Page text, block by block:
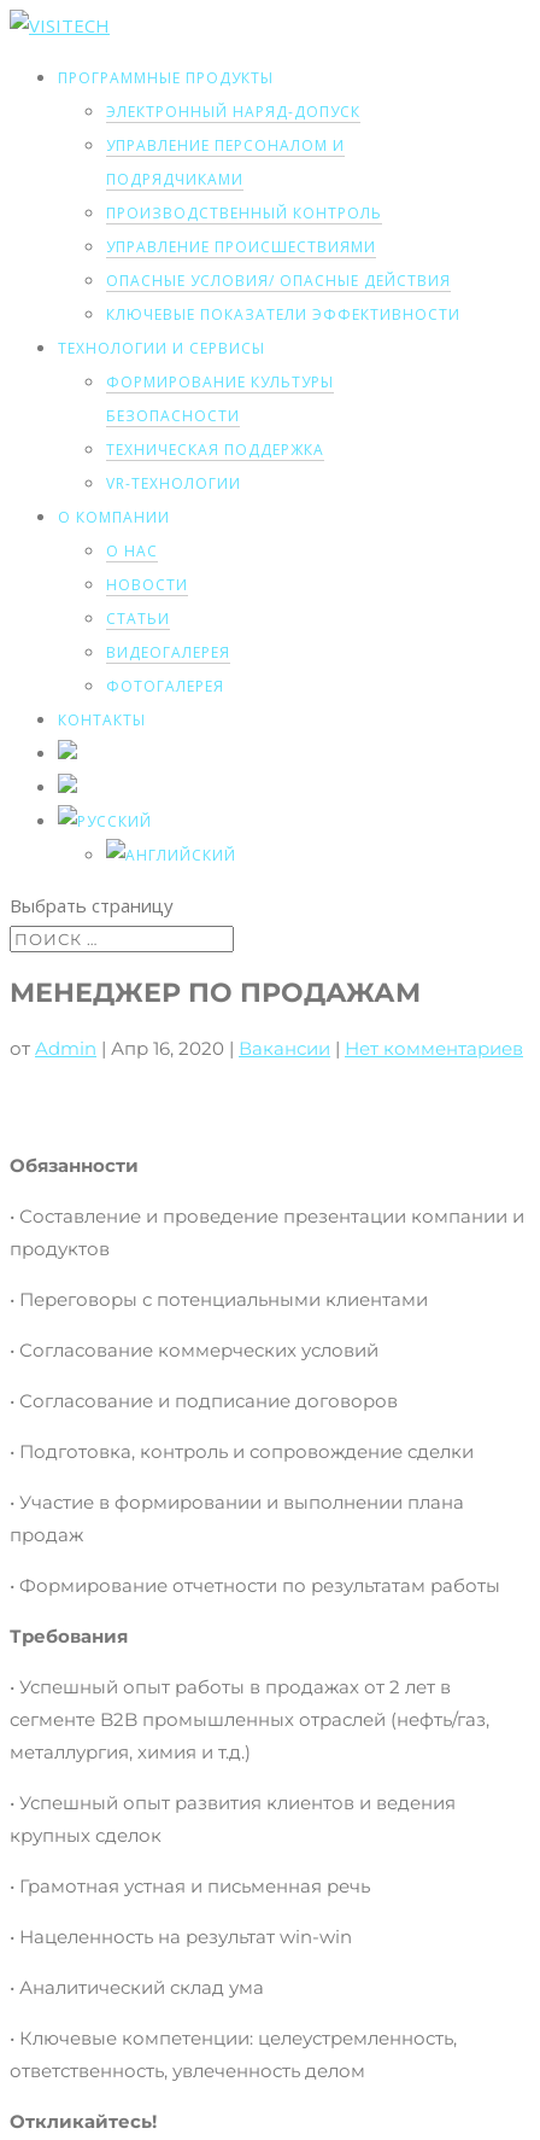
ПРОГРАММНЫЕ ПРОДУКТЫ
ЭЛЕКТРОННЫЙ НАРЯД-ДОПУСК
УПРАВЛЕНИЕ ПЕРСОНАЛОМ И
ПОДРЯДЧИКАМИ
ПРОИЗВОДСТВЕННЫЙ КОНТРОЛЬ
УПРАВЛЕНИЕ ПРОИСШЕСТВИЯМИ
ОПАСНЫЕ УСЛОВИЯ/ ОПАСНЫЕ ДЕЙСТВИЯ
КЛЮЧЕВЫЕ ПОКАЗАТЕЛИ ЭФФЕКТИВНОСТИ
ТЕХНОЛОГИИ И СЕРВИСЫ
ФОРМИРОВАНИЕ КУЛЬТУРЫ
БЕЗОПАСНОСТИ
ТЕХНИЧЕСКАЯ ПОДДЕРЖКА
VR-ТЕХНОЛОГИИ
О КОМПАНИИ
О НАС
НОВОСТИ
СТАТЬИ
ВИДЕОГАЛЕРЕЯ
ФОТОГАЛЕРЕЯ
КОНТАКТЫ
Выбрать страницу
МЕНЕДЖЕР ПО ПРОДАЖАМ
от Admin | Апр 16, 2020 | Вакансии | Нет комментариев
Обязанности
• Составление и проведение презентации компании и
продуктов
• Переговоры с потенциальными клиентами
• Согласование коммерческих условий
• Согласование и подписание договоров
• Подготовка, контроль и сопровождение сделки
• Участие в формировании и выполнении плана
продаж
• Формирование отчетности по результатам работы
Требования
• Успешный опыт работы в продажах от 2 лет в
сегменте B2B промышленных отраслей (нефть/газ,
металлургия, химия и т.д.)
• Успешный опыт развития клиентов и ведения
крупных сделок
• Грамотная устная и письменная речь
• Нацеленность на результат win-win
• Аналитический склад ума
• Ключевые компетенции: целеустремленность,
ответственность, увлеченность делом
Откликайтесь!